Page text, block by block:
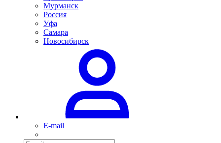
Мурманск
Россия
Уфа
Самара
Новосибирск
E-mail